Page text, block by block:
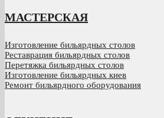
МАСТЕРСКАЯ
Изготовление бильярдных столов
Реставрация бильярдных столов
Перетяжка бильярдных столов
Изготовление бильярдных киев
Ремонт бильярдного оборудования